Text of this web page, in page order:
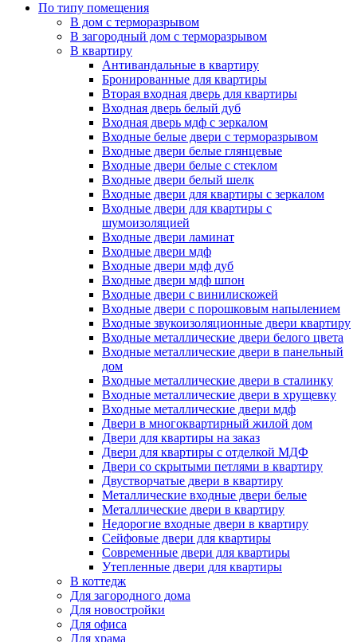
По типу помещения
В дом с терморазрывом
В загородный дом с терморазрывом
В квартиру
Антивандальные в квартиру
Бронированные для квартиры
Вторая входная дверь для квартиры
Входная дверь белый дуб
Входная дверь мдф с зеркалом
Входные белые двери с терморазрывом
Входные двери белые глянцевые
Входные двери белые с стеклом
Входные двери белый шелк
Входные двери для квартиры с зеркалом
Входные двери для квартиры с
шумоизоляцией
Входные двери ламинат
Входные двери мдф
Входные двери мдф дуб
Входные двери мдф шпон
Входные двери с винилискожей
Входные двери с порошковым напылением
Входные звукоизоляционные двери квартиру
Входные металлические двери белого цвета
Входные металлические двери в панельный
дом
Входные металлические двери в сталинку
Входные металлические двери в хрущевку
Входные металлические двери мдф
Двери в многоквартирный жилой дом
Двери для квартиры на заказ
Двери для квартиры с отделкой МДФ
Двери со скрытыми петлями в квартиру
Двустворчатые двери в квартиру
Металлические входные двери белые
Металлические двери в квартиру
Недорогие входные двери в квартиру
Сейфовые двери для квартиры
Современные двери для квартиры
Утепленные двери для квартиры
В коттедж
Для загородного дома
Для новостройки
Для офиса
Для храма